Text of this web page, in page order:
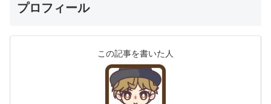
プロフィール
この記事を書いた人